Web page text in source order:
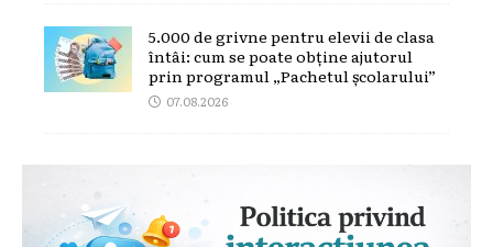
5.000 de grivne pentru elevii de clasa
întâi: cum se poate obține ajutorul
prin programul „Pachetul școlarului”
07.08.2026